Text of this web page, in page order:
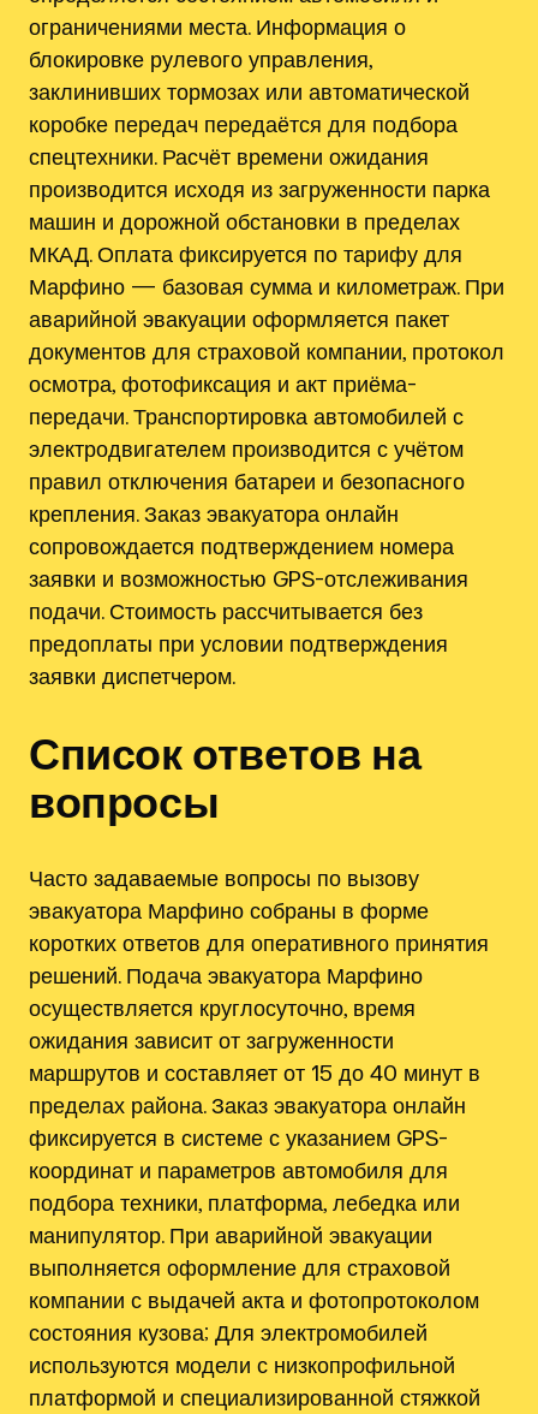
ограничениями места. Информация о
блокировке рулевого управления,
заклинивших тормозах или автоматической
коробке передач передаётся для подбора
спецтехники. Расчёт времени ожидания
производится исходя из загруженности парка
машин и дорожной обстановки в пределах
МКАД. Оплата фиксируется по тарифу для
Марфино — базовая сумма и километраж. При
аварийной эвакуации оформляется пакет
документов для страховой компании, протокол
осмотра, фотофиксация и акт приёма-
передачи. Транспортировка автомобилей с
электродвигателем производится с учётом
правил отключения батареи и безопасного
крепления. Заказ эвакуатора онлайн
сопровождается подтверждением номера
заявки и возможностью GPS-отслеживания
подачи. Стоимость рассчитывается без
предоплаты при условии подтверждения
заявки диспетчером.
Список ответов на
вопросы
Часто задаваемые вопросы по вызову
эвакуатора Марфино собраны в форме
коротких ответов для оперативного принятия
решений. Подача эвакуатора Марфино
осуществляется круглосуточно, время
ожидания зависит от загруженности
маршрутов и составляет от 15 до 40 минут в
пределах района. Заказ эвакуатора онлайн
фиксируется в системе с указанием GPS-
координат и параметров автомобиля для
подбора техники, платформа, лебедка или
манипулятор. При аварийной эвакуации
выполняется оформление для страховой
компании с выдачей акта и фотопротоколом
состояния кузова; Для электромобилей
используются модели с низкопрофильной
платформой и специализированной стяжкой